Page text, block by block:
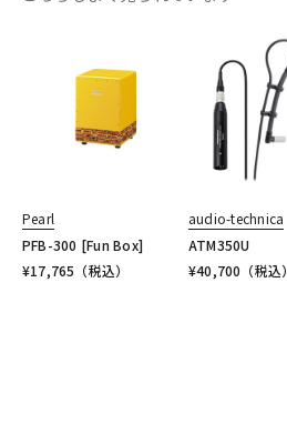
Pearl
PFB-300 [Fun Box]
¥17,765 （税込）
audio-technica
ATM350U
¥40,700 （税込）